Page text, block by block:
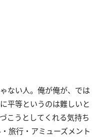
ない人。俺が俺が、では
平等というのは難しいと
こうとしてくれる気持ち
旅行・アミューズメント